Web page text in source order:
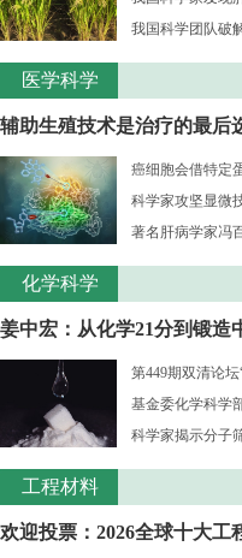
我国科学团队破
医学科学
辅助生殖技术是治疗的最后
癌细胞会借特定
科学家攻坚显微
著名肝病学家冯
化学科学
姜中宏：从化学21分到锻造
第449期双清论
基金委化学科学
科学家揭示分子
工程材料
欢迎投票：2026全球十大工